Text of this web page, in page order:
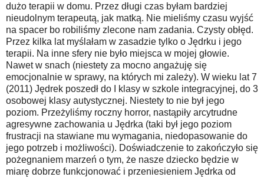
dużo terapii w domu. Przez długi czas byłam bardziej
nieudolnym terapeutą, jak matką. Nie mieliśmy czasu wyjść
na spacer bo robiliśmy zlecone nam zadania. Czysty obłęd.
Przez kilka lat myślałam w zasadzie tylko o Jędrku i jego
terapii. Na inne sfery nie było miejsca w mojej głowie.
Nawet w snach (niestety za mocno angażuję się
emocjonalnie w sprawy, na których mi zależy). W wieku lat 7
(2011) Jędrek poszedł do I klasy w szkole integracyjnej, do 3
osobowej klasy autystycznej. Niestety to nie był jego
poziom. Przeżyliśmy roczny horror, nastąpiły arcytrudne
agresywne zachowania u Jędrka (taki był jego poziom
frustracji na stawiane mu wymagania, niedopasowanie do
jego potrzeb i możliwości). Doświadczenie to zakończyło się
pożegnaniem marzeń o tym, że nasze dziecko będzie w
miarę dobrze funkcjonować i przeniesieniem Jędrka od